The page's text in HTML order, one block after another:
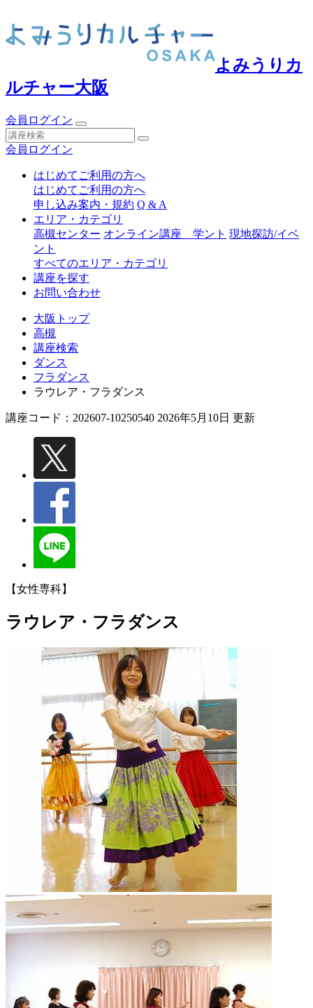
よみうりカ
ルチャー大阪
会員ログイン
会員ログイン
はじめてご利用の方へ
はじめてご利用の方へ
申し込み案内・規約 Q & A
エリア・カテゴリ
高槻センター オンライン講座 学ント 現地探訪/イベ
ント
すべてのエリア・カテゴリ
講座を探す
お問い合わせ
大阪トップ
高槻
講座検索
ダンス
フラダンス
ラウレア・フラダンス
講座コード：202607-10250540 2026年5月10日 更新
【女性専科】
ラウレア・フラダンス